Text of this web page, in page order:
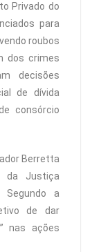
Privado do
para
roubos
dos crimes
decisões
de dívida
consórcio
Berretta
da Justiça
a
de dar
nas ações